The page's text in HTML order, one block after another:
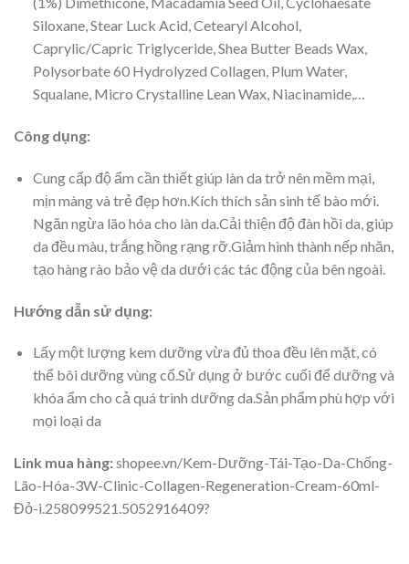
Siloxane, Stear Luck Acid, Cetearyl Alcohol,
Caprylic/Capric Triglyceride, Shea Butter Beads Wax,
Polysorbate 60 Hydrolyzed Collagen, Plum Water,
Squalane, Micro Crystalline Lean Wax, Niacinamide,…
Công dụng:
Cung cấp độ ẩm cần thiết giúp làn da trở nên mềm mại,
mịn màng và trẻ đẹp hơn.Kích thích sản sinh tế bào mới.
Ngăn ngừa lão hóa cho làn da.Cải thiện độ đàn hồi da, giúp
da đều màu, trắng hồng rạng rỡ.Giảm hình thành nếp nhăn,
tạo hàng rào bảo vệ da dưới các tác động của bên ngoài.
Hướng dẫn sử dụng:
Lấy một lượng kem dưỡng vừa đủ thoa đều lên mặt, có
thể bôi dưỡng vùng cổ.Sử dụng ở bước cuối để dưỡng và
khóa ẩm cho cả quá trình dưỡng da.Sản phẩm phù hợp với
mọi loại da
Link mua hàng:shopee.vn/Kem-Dưỡng-Tái-Tạo-Da-Chống-
Lão-Hóa-3W-Clinic-Collagen-Regeneration-Cream-60ml-
Đỏ-i.258099521.5052916409?